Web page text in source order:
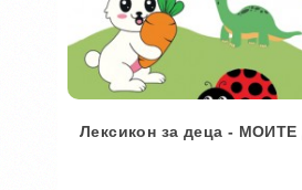
Лексикон за деца -